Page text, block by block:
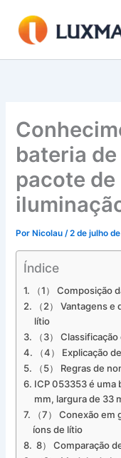
para
conteúdo
bateria
pacote
Por Nicolau/2 de julho
Índice
（1） Composição
（2） Vantagens
lítio
（3）
（4） Explicação
（5） Regras de
ICP 053353 é uma
mm, largura de 33
（7） Conexão
íons de lítio
8） Comparação